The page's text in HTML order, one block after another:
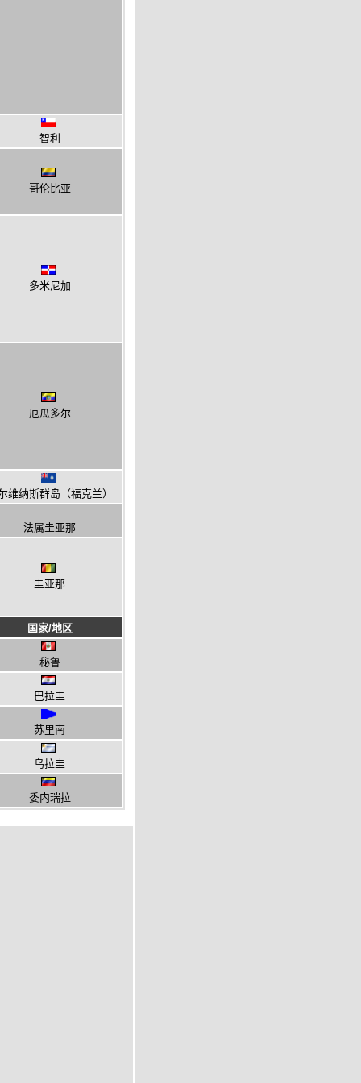
智利
哥伦比亚
多米尼加
厄瓜多尔
维纳斯群岛（福克兰）
法属圭亚那
圭亚那
国家/地区
秘鲁
巴拉圭
苏里南
乌拉圭
委内瑞拉